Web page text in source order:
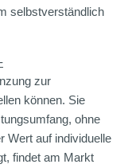
selbstverständlich
zur
können. Sie
ohne
Wert auf individuelle
findet am Markt